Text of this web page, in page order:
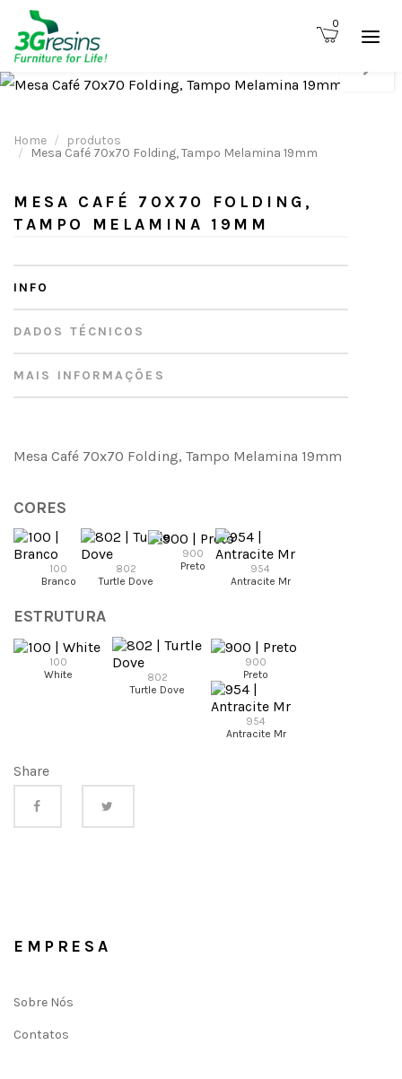
0
Home
produtos
Mesa Café 70x70 Folding, Tampo Melamina 19mm
MESA CAFÉ 70X70 FOLDING,
TAMPO MELAMINA 19MM
INFO
DADOS TÉCNICOS
MAIS INFORMAÇÕES
Mesa Café 70x70 Folding, Tampo Melamina 19mm
CORES
100
Branco
802
Turtle Dove
900
Preto
954
Antracite Mr
ESTRUTURA
100
White
802
Turtle Dove
900
Preto
954
Antracite Mr
Share
EMPRESA
Sobre Nós
Contatos